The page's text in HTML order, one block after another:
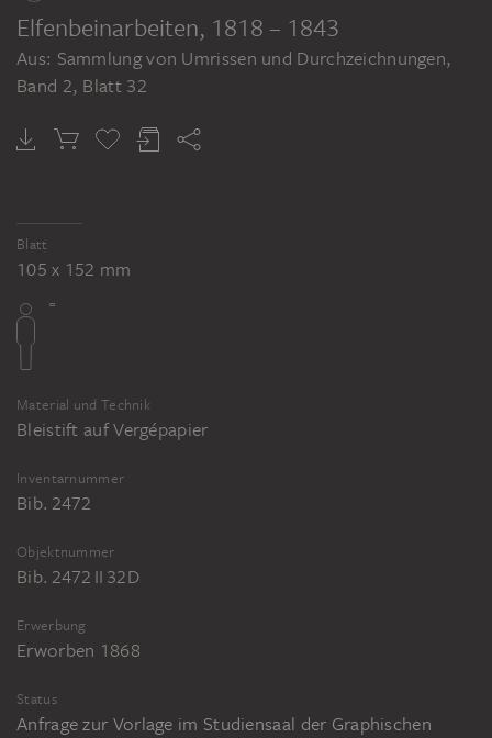
Sammlung von Umrissen und Durchzeichnungen, Band 2
Elfenbeinarbeiten, 1818 – 1843
Aus: Sammlung von Umrissen und Durchzeichnungen,
Band 2, Blatt 32
Blatt
105 x 152 mm
Material und Technik
Bleistift auf Vergépapier
Inventarnummer
Bib. 2472
Objektnummer
Bib. 2472 II 32D
Erwerbung
Erworben 1868
Status
Anfrage zur Vorlage im Studiensaal der Graphischen